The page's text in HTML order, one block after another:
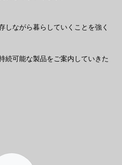
しながら暮らしていくことを強く
続可能な製品をご案内していきた